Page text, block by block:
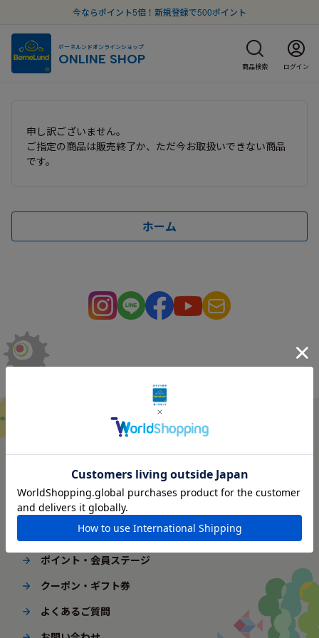
今ならポイント5倍！新規登録で500ポイント
ボーネルンドオンラインショップ
ONLINE SHOP 商品検索 ログイン
申し訳ございません。
ご指定の商品は販売終了か、ただ今お取扱いできない商品
です。
ホーム
ご利用ガイド
はじめてご利用の方へ
配送・送料
ギフト包装
ポイント・会員ステージ
クーポン・ギフト券
よくあるご質問